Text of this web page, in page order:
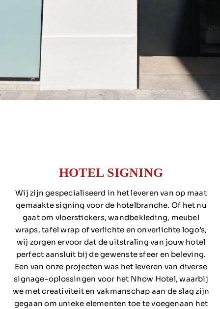
HOTEL SIGNING
Wij zijn gespecialiseerd in het leveren van op maat
gemaakte signing voor de hotelbranche. Of het nu
gaat om vloerstickers, wandbekleding, meubel
wraps, tafel wrap of verlichte en onverlichte logo’s,
wij zorgen ervoor dat de uitstraling van jouw hotel
perfect aansluit bij de gewenste sfeer en beleving.
Een van onze projecten was het leveren van diverse
signage-oplossingen voor het Nhow Hotel, waarbij
we met creativiteit en vakmanschap aan de slag zijn
gegaan om unieke elementen toe te voegenaan het